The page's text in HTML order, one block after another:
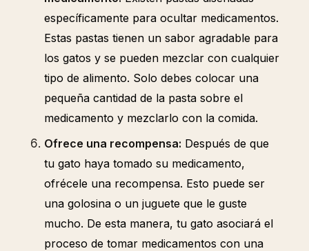
específicamente para ocultar medicamentos.
Estas pastas tienen un sabor agradable para
los gatos y se pueden mezclar con cualquier
tipo de alimento. Solo debes colocar una
pequeña cantidad de la pasta sobre el
medicamento y mezclarlo con la comida.
Ofrece una recompensa: Después de que
tu gato haya tomado su medicamento,
ofrécele una recompensa. Esto puede ser
una golosina o un juguete que le guste
mucho. De esta manera, tu gato asociará el
proceso de tomar medicamentos con una